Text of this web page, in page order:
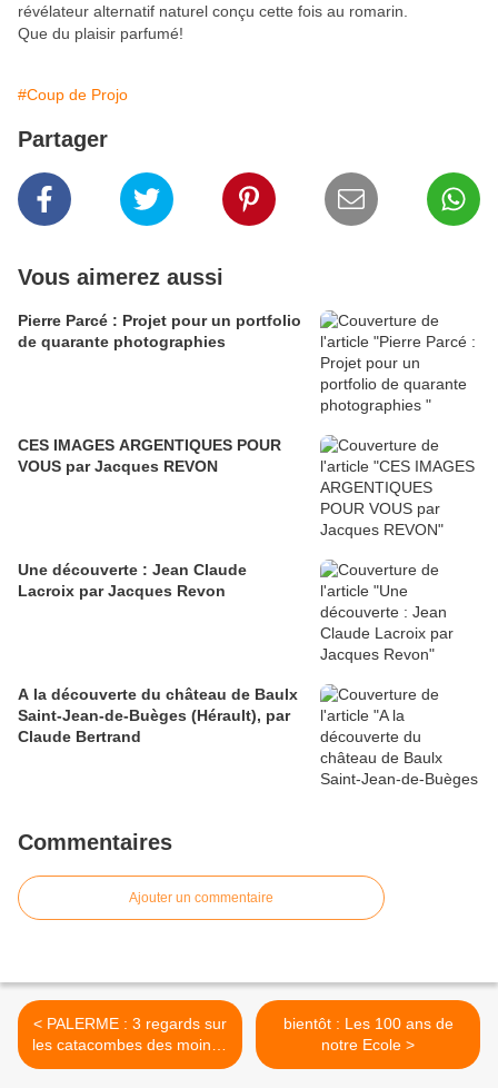
révélateur alternatif naturel conçu cette fois au romarin.
Que du plaisir parfumé!
#Coup de Projo
Partager
Vous aimerez aussi
Pierre Parcé : Projet pour un portfolio
de quarante photographies
CES IMAGES ARGENTIQUES POUR
VOUS par Jacques REVON
Une découverte : Jean Claude
Lacroix par Jacques Revon
A la découverte du château de Baulx
Saint-Jean-de-Buèges (Hérault), par
Claude Bertrand
Commentaires
Ajouter un commentaire
< PALERME : 3 regards sur
les catacombes des moines
CAPUCINS
bientôt : Les 100 ans de
notre Ecole >